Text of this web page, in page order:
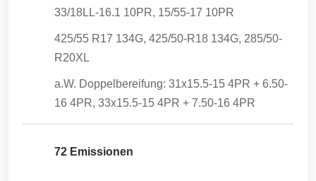
33/18LL-16.1 10PR, 15/55-17 10PR
425/55 R17 134G, 425/50-R18 134G, 285/50-
R20XL
a.W. Doppelbereifung: 31x15.5-15 4PR + 6.50-
16 4PR, 33x15.5-15 4PR + 7.50-16 4PR
72 Emissionen